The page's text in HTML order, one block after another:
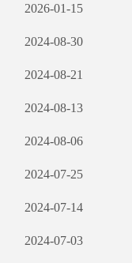
2026-01-15
2024-08-30
2024-08-21
2024-08-13
2024-08-06
2024-07-25
2024-07-14
2024-07-03